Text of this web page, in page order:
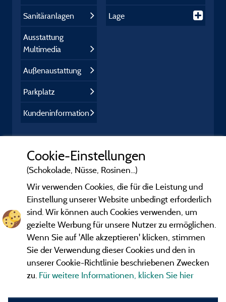
Sanitäranlagen
Ausstattung
Multimedia
Außenaustattung
Parkplatz
Kundeninformation
Lage
Gesetzliche Bedingungen
Cookie-Einstellungen
(Schokolade, Nüsse, Rosinen...)
Wir verwenden Cookies, die für die Leistung und
Einstellung unserer Website unbedingt erforderlich
sind. Wir können auch Cookies verwenden, um
gezielte Werbung für unsere Nutzer zu ermöglichen.
Wenn Sie auf 'Alle akzeptieren' klicken, stimmen
Sie der Verwendung dieser Cookies und den in
unserer Cookie-Richtlinie beschriebenen Zwecken
zu. Für weitere Informationen, klicken Sie hier